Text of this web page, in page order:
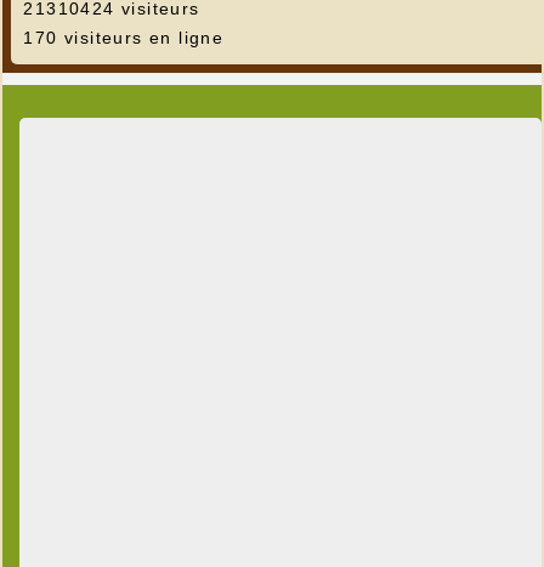
21310424 visiteurs
170 visiteurs en ligne